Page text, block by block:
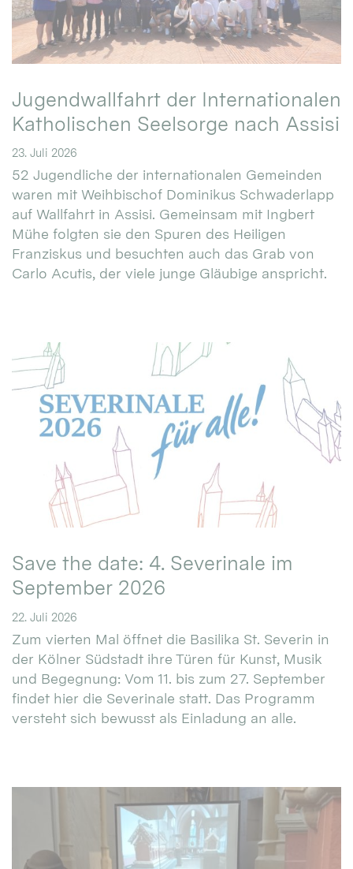
Jugendwallfahrt der Internationalen
Katholischen Seelsorge nach Assisi
23. Juli 2026
52 Jugendliche der internationalen Gemeinden
waren mit Weihbischof Dominikus Schwaderlapp
auf Wallfahrt in Assisi. Gemeinsam mit Ingbert
Mühe folgten sie den Spuren des Heiligen
Franziskus und besuchten auch das Grab von
Carlo Acutis, der viele junge Gläubige anspricht.
Save the date: 4. Severinale im
September 2026
22. Juli 2026
Zum vierten Mal öffnet die Basilika St. Severin in
der Kölner Südstadt ihre Türen für Kunst, Musik
und Begegnung: Vom 11. bis zum 27. September
findet hier die Severinale statt. Das Programm
versteht sich bewusst als Einladung an alle.